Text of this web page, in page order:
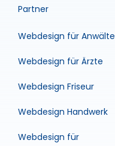
Partner
Webdesign für Anwälte
Webdesign für Ärzte
Webdesign Friseur
Webdesign Handwerk
Webdesign für